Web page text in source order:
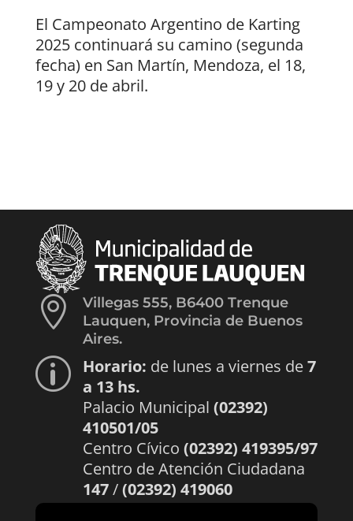
El Campeonato Argentino de Karting
2025 continuará su camino (segunda
fecha) en San Martín, Mendoza, el 18,
19 y 20 de abril.

Villegas 555, B6400 Trenque
Lauquen, Provincia de Buenos
Aires.
p Horario: de lunes a viernes de7
a 13 hs.
Palacio Municipal (02392)
410501/05
Centro Cívico (02392) 419395/97
Centro de Atención Ciudadana
147/(02392) 419060